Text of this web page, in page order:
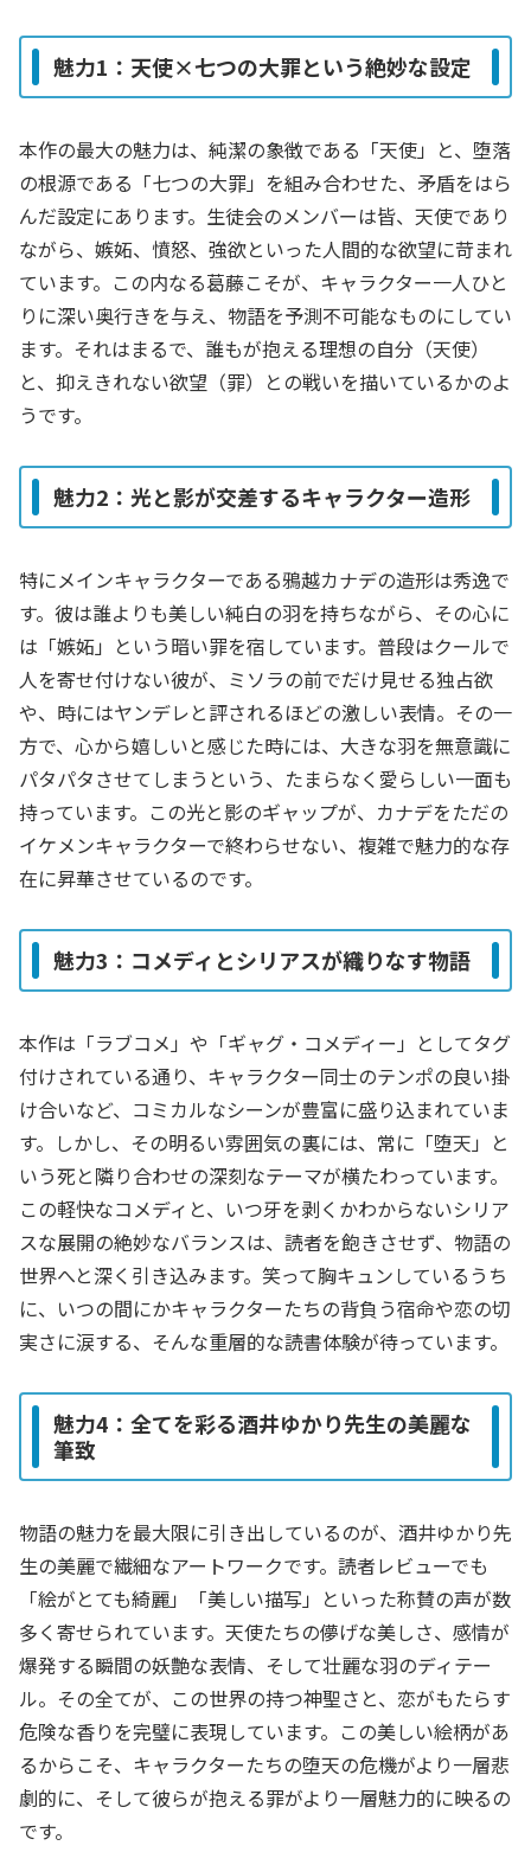
魅力1：天使×七つの大罪という絶妙な設定
本作の最大の魅力は、純潔の象徴である「天使」と、堕落
の根源である「七つの大罪」を組み合わせた、矛盾をはら
んだ設定にあります。生徒会のメンバーは皆、天使であり
ながら、嫉妬、憤怒、強欲といった人間的な欲望に苛まれ
ています。この内なる葛藤こそが、キャラクター一人ひと
りに深い奥行きを与え、物語を予測不可能なものにしてい
ます。それはまるで、誰もが抱える理想の自分（天使）
と、抑えきれない欲望（罪）との戦いを描いているかのよ
うです。
魅力2：光と影が交差するキャラクター造形
特にメインキャラクターである鴉越カナデの造形は秀逸で
す。彼は誰よりも美しい純白の羽を持ちながら、その心に
は「嫉妬」という暗い罪を宿しています。普段はクールで
人を寄せ付けない彼が、ミソラの前でだけ見せる独占欲
や、時にはヤンデレと評されるほどの激しい表情。その一
方で、心から嬉しいと感じた時には、大きな羽を無意識に
パタパタさせてしまうという、たまらなく愛らしい一面も
持っています。この光と影のギャップが、カナデをただの
イケメンキャラクターで終わらせない、複雑で魅力的な存
在に昇華させているのです。
魅力3：コメディとシリアスが織りなす物語
本作は「ラブコメ」や「ギャグ・コメディー」としてタグ
付けされている通り、キャラクター同士のテンポの良い掛
け合いなど、コミカルなシーンが豊富に盛り込まれていま
す。しかし、その明るい雰囲気の裏には、常に「堕天」と
いう死と隣り合わせの深刻なテーマが横たわっています。
この軽快なコメディと、いつ牙を剥くかわからないシリア
スな展開の絶妙なバランスは、読者を飽きさせず、物語の
世界へと深く引き込みます。笑って胸キュンしているうち
に、いつの間にかキャラクターたちの背負う宿命や恋の切
実さに涙する、そんな重層的な読書体験が待っています。
魅力4：全てを彩る酒井ゆかり先生の美麗な
筆致
物語の魅力を最大限に引き出しているのが、酒井ゆかり先
生の美麗で繊細なアートワークです。読者レビューでも
「絵がとても綺麗」「美しい描写」といった称賛の声が数
多く寄せられています。天使たちの儚げな美しさ、感情が
爆発する瞬間の妖艶な表情、そして壮麗な羽のディテー
ル。その全てが、この世界の持つ神聖さと、恋がもたらす
危険な香りを完璧に表現しています。この美しい絵柄があ
るからこそ、キャラクターたちの堕天の危機がより一層悲
劇的に、そして彼らが抱える罪がより一層魅力的に映るの
です。